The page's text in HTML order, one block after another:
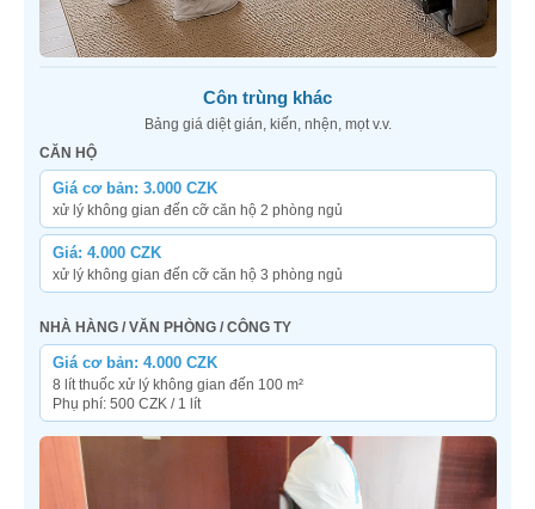
Côn trùng khác
Bảng giá diệt gián, kiến, nhện, mọt v.v.
CĂN HỘ
Giá cơ bản: 3.000 CZK
xử lý không gian đến cỡ căn hộ 2 phòng ngủ
Giá: 4.000 CZK
xử lý không gian đến cỡ căn hộ 3 phòng ngủ
NHÀ HÀNG / VĂN PHÒNG / CÔNG TY
Giá cơ bản: 4.000 CZK
8 lít thuốc xử lý không gian đến 100 m²
Phụ phí: 500 CZK / 1 lít